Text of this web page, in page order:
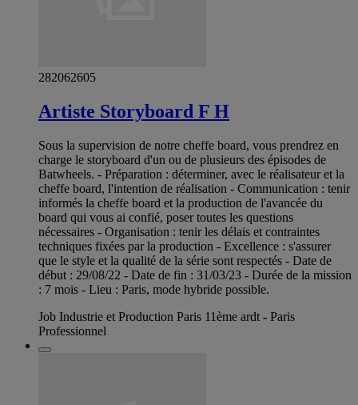
282062605
Artiste Storyboard F H
Sous la supervision de notre cheffe board, vous prendrez en
charge le storyboard d'un ou de plusieurs des épisodes de
Batwheels. - Préparation : déterminer, avec le réalisateur et la
cheffe board, l'intention de réalisation - Communication : tenir
informés la cheffe board et la production de l'avancée du
board qui vous ai confié, poser toutes les questions
nécessaires - Organisation : tenir les délais et contraintes
techniques fixées par la production - Excellence : s'assurer
que le style et la qualité de la série sont respectés - Date de
début : 29/08/22 - Date de fin : 31/03/23 - Durée de la mission
: 7 mois - Lieu : Paris, mode hybride possible.
Job Industrie et Production Paris 11ème ardt - Paris
Professionnel